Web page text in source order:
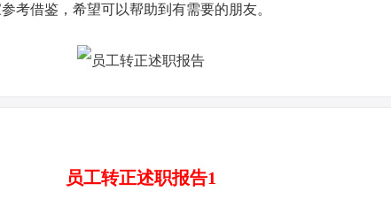
考借鉴，希望可以帮助到有需要的朋友。
员工转正述职报告1